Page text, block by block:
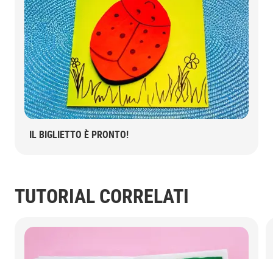
IL BIGLIETTO È PRONTO!
TUTORIAL CORRELATI